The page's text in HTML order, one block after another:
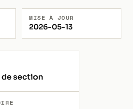
MISE À JOUR
2026-05-13
de section